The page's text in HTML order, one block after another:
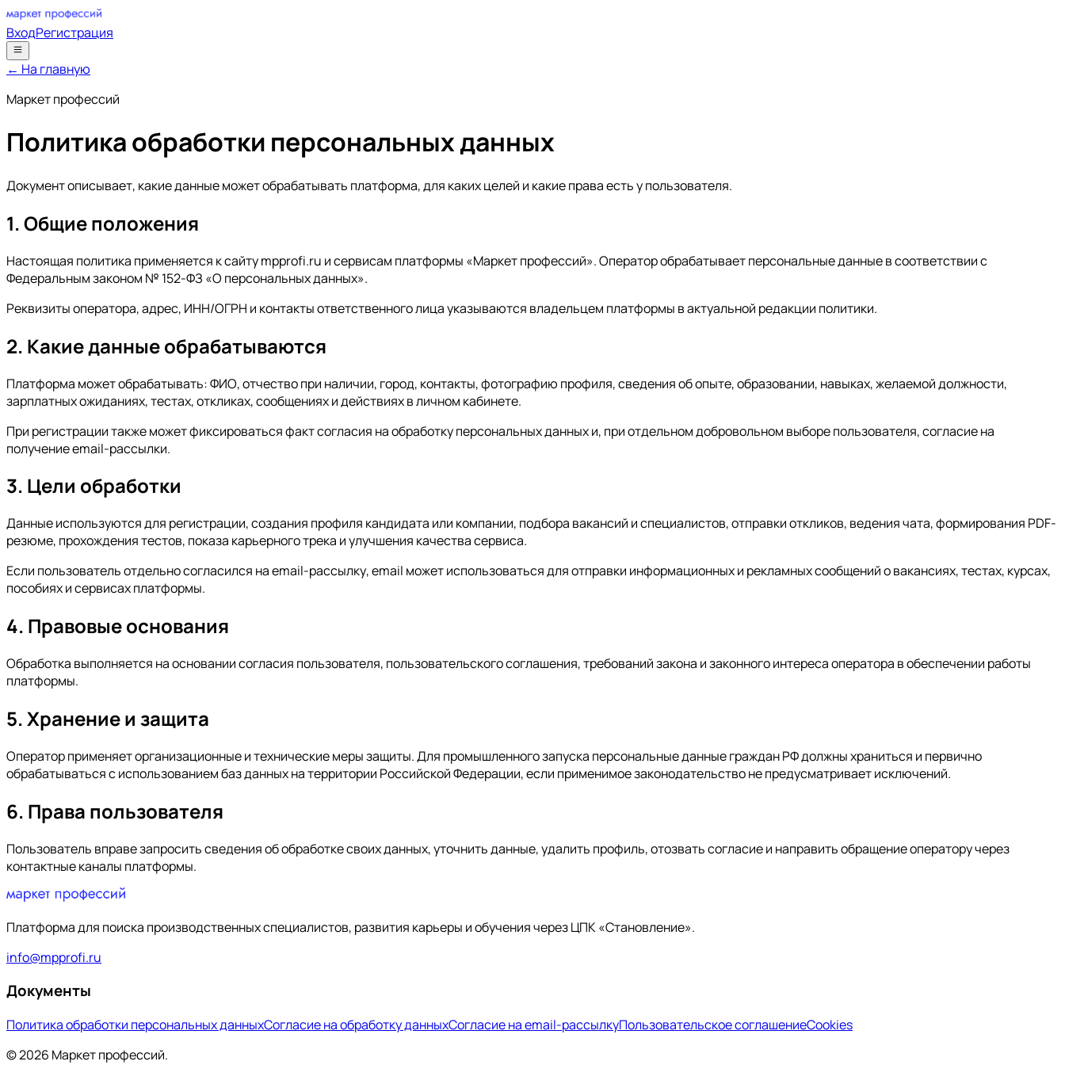
ВходРегистрация
← На главную
Маркет профессий
Политика обработки персональных данных
Документ описывает, какие данные может обрабатывать платформа, для каких целей и какие права есть у пользователя.
1. Общие положения
Настоящая политика применяется к сайту mpprofi.ru и сервисам платформы «Маркет профессий». Оператор обрабатывает персональные данные в соответствии с
Федеральным законом № 152-ФЗ «О персональных данных».
Реквизиты оператора, адрес, ИНН/ОГРН и контакты ответственного лица указываются владельцем платформы в актуальной редакции политики.
2. Какие данные обрабатываются
Платформа может обрабатывать: ФИО, отчество при наличии, город, контакты, фотографию профиля, сведения об опыте, образовании, навыках, желаемой должности,
зарплатных ожиданиях, тестах, откликах, сообщениях и действиях в личном кабинете.
При регистрации также может фиксироваться факт согласия на обработку персональных данных и, при отдельном добровольном выборе пользователя, согласие на
получение email-рассылки.
3. Цели обработки
Данные используются для регистрации, создания профиля кандидата или компании, подбора вакансий и специалистов, отправки откликов, ведения чата, формирования PDF-
резюме, прохождения тестов, показа карьерного трека и улучшения качества сервиса.
Если пользователь отдельно согласился на email-рассылку, email может использоваться для отправки информационных и рекламных сообщений о вакансиях, тестах, курсах,
пособиях и сервисах платформы.
4. Правовые основания
Обработка выполняется на основании согласия пользователя, пользовательского соглашения, требований закона и законного интереса оператора в обеспечении работы
платформы.
5. Хранение и защита
Оператор применяет организационные и технические меры защиты. Для промышленного запуска персональные данные граждан РФ должны храниться и первично
обрабатываться с использованием баз данных на территории Российской Федерации, если применимое законодательство не предусматривает исключений.
6. Права пользователя
Пользователь вправе запросить сведения об обработке своих данных, уточнить данные, удалить профиль, отозвать согласие и направить обращение оператору через
контактные каналы платформы.
Платформа для поиска производственных специалистов, развития карьеры и обучения через ЦПК «Становление».
info@mpprofi.ru
Документы
Политика обработки персональных данныхСогласие на обработку данныхСогласие на email-рассылкуПользовательское соглашениеCookies
© 2026 Маркет профессий.